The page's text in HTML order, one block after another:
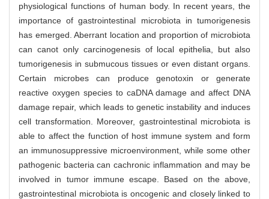
physiological functions of human body. In recent years, the
importance of gastrointestinal microbiota in tumorigenesis
has emerged. Aberrant location and proportion of microbiota
can canot only carcinogenesis of local epithelia, but also
tumorigenesis in submucous tissues or even distant organs.
Certain microbes can produce genotoxin or generate
reactive oxygen species to caDNA damage and affect DNA
damage repair, which leads to genetic instability and induces
cell transformation. Moreover, gastrointestinal microbiota is
able to affect the function of host immune system and form
an immunosuppressive microenvironment, while some other
pathogenic bacteria can cachronic inflammation and may be
involved in tumor immune escape. Based on the above,
gastrointestinal microbiota is oncogenic and closely linked to